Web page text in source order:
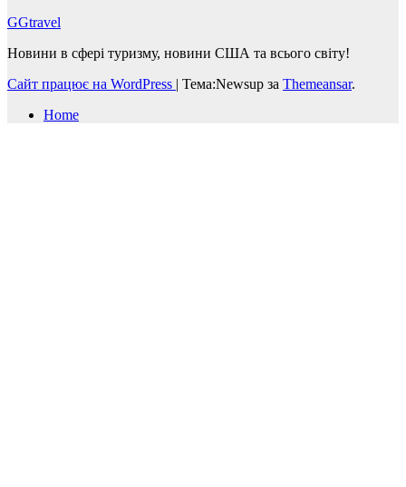
GGtravel
Новини в сфері туризму, новини США та всього світу!
Сайт працює на WordPress | Тема:Newsup за Themeansar.
Home